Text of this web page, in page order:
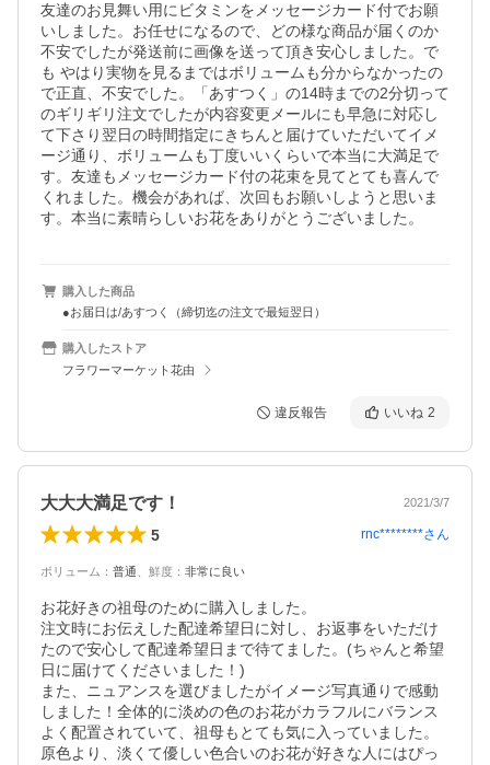
友達のお見舞い用にビタミンをメッセージカード付でお願
いしました。お任せになるので、どの様な商品が届くのか
不安でしたが発送前に画像を送って頂き安心しました。で
も やはり実物を見るまではボリュームも分からなかったの
で正直、不安でした。「あすつく」の14時までの2分切って
のギリギリ注文でしたが内容変更メールにも早急に対応し
て下さり翌日の時間指定にきちんと届けていただいてイメ
ージ通り、ボリュームも丁度いいくらいで本当に大満足で
す。友達もメッセージカード付の花束を見てとても喜んで
くれました。機会があれば、次回もお願いしようと思いま
す。本当に素晴らしいお花をありがとうございました。
購入した商品
●お届日は/あすつく（締切迄の注文で最短翌日）
購入したストア
フラワーマーケット花由
違反報告 いいね 2
大大大満足です！ 2021/3/7
5 rnc********さん
ボリューム ： 普通 鮮度 ： 非常に良い
お花好きの祖母のために購入しました。
注文時にお伝えした配達希望日に対し、お返事をいただけ
たので安心して配達希望日まで待てました。(ちゃんと希望
日に届けてくださいました！)
また、ニュアンスを選びましたがイメージ写真通りで感動
しました！全体的に淡めの色のお花がカラフルにバランス
よく配置されていて、祖母もとても気に入っていました。
原色より、淡くて優しい色合いのお花が好きな人にはぴっ